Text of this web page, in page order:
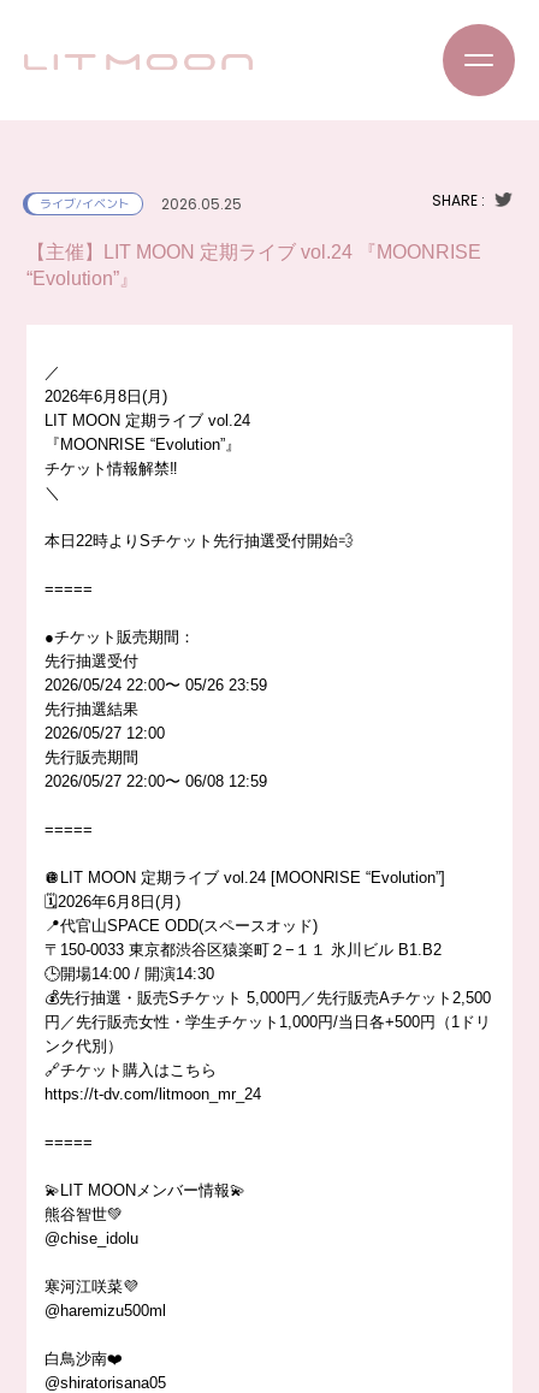
ライブ/イベント 2026.05.25 SHARE :
【主催】LIT MOON 定期ライブ vol.24 『MOONRISE
“Evolution”』
／
2026年6月8日(月)
LIT MOON 定期ライブ vol.24
『MOONRISE “Evolution”』
チケット情報解禁‼️
＼
本日22時よりSチケット先行抽選受付開始💨
=====
●チケット販売期間：
先行抽選受付
2026/05/24 22:00〜 05/26 23:59
先行抽選結果
2026/05/27 12:00
先行販売期間
2026/05/27 22:00〜 06/08 12:59
=====
🪩LIT MOON 定期ライブ vol.24 [MOONRISE “Evolution”]
🗓️2026年6月8日(月)
📍代官山SPACE ODD(スペースオッド)
〒150-0033 東京都渋谷区猿楽町２−１１ 氷川ビル B1.B2
🕒開場14:00 / 開演14:30
💰先行抽選・販売Sチケット 5,000円／先行販売Aチケット2,500
円／先行販売女性・学生チケット1,000円/当日各+500円（1ドリ
ンク代別）
🔗チケット購入はこちら
https://t-dv.com/litmoon_mr_24
=====
💫LIT MOONメンバー情報💫
熊谷智世💚
@chise_idolu
寒河江咲菜💜
@haremizu500ml
白鳥沙南❤️
@shiratorisana05